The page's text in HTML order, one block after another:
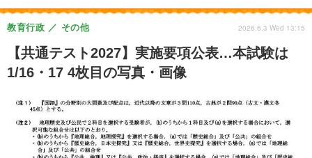
【共通テスト2027】実施要項公表…本試験は
1/16・17 4枚目の写真・画像
教育行政 その他 2026.6.3 Wed 13:15